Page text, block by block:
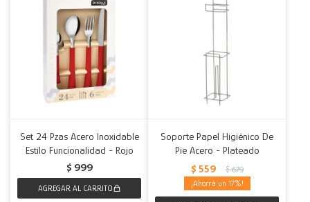
Set 24 Pzas Acero Inoxidable
Estilo Funcionalidad - Rojo
$ 999
Soporte Papel Higiénico De
Pie Acero - Plateado
$ 559 $ 679
17